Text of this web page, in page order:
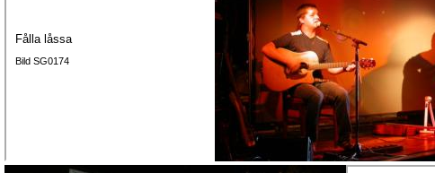
Fålla låssa
Bild SG0174